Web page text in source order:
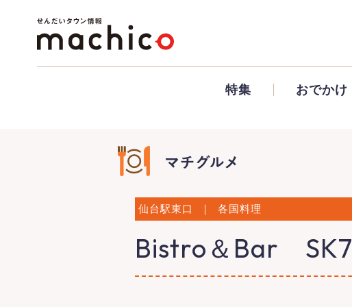
特集 おでかけ
仙台駅東口 ｜ 各国料理
Bistro＆Bar SK7